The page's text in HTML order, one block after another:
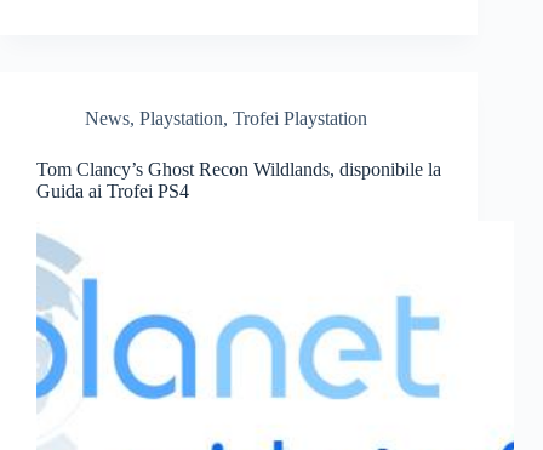
News, Playstation, Trofei Playstation
Tom Clancy’s Ghost Recon Wildlands, disponibile la
Guida ai Trofei PS4